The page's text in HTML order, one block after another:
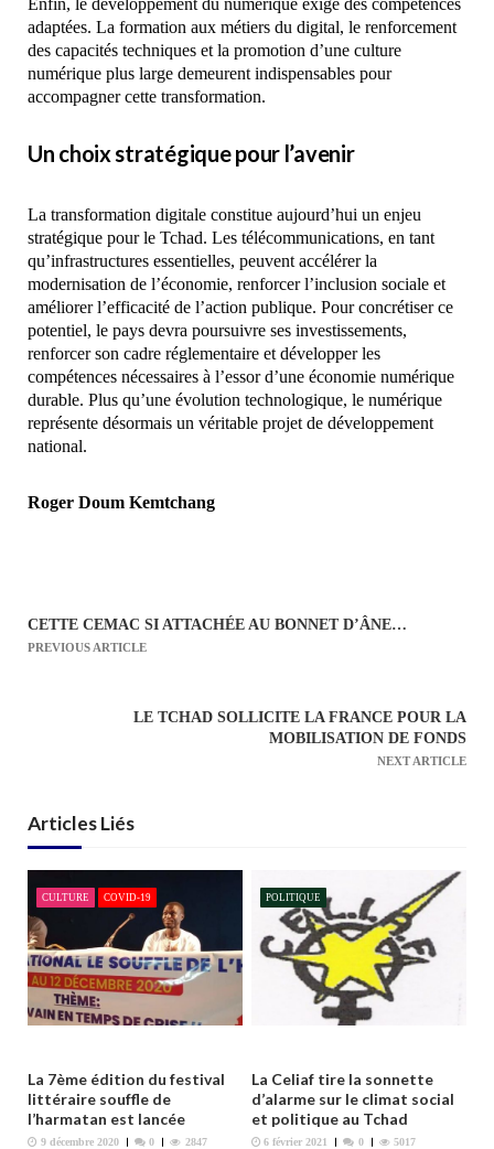
adaptées. La formation aux métiers du digital, le renforcement
des capacités techniques et la promotion d’une culture
numérique plus large demeurent indispensables pour
accompagner cette transformation.
Un choix stratégique pour l’avenir
La transformation digitale constitue aujourd’hui un enjeu
stratégique pour le Tchad. Les télécommunications, en tant
qu’infrastructures essentielles, peuvent accélérer la
modernisation de l’économie, renforcer l’inclusion sociale et
améliorer l’efficacité de l’action publique. Pour concrétiser ce
potentiel, le pays devra poursuivre ses investissements,
renforcer son cadre réglementaire et développer les
compétences nécessaires à l’essor d’une économie numérique
durable. Plus qu’une évolution technologique, le numérique
représente désormais un véritable projet de développement
national.
Roger Doum Kemtchang
N
t
i
o
n
d
e
l
’
r
t
i
CETTE CEMAC SI ATTACHÉE AU BONNET D’ÂNE…
PREVIOUS ARTICLE
LE TCHAD SOLLICITE LA FRANCE POUR LA
MOBILISATION DE FONDS
NEXT ARTICLE
Articles Liés
CULTURE COVID-19
La 7ème édition du festival
littéraire souffle de
l’harmatan est lancée
9 décembre 2020 0 2847
POLITIQUE
La Celiaf tire la sonnette
d’alarme sur le climat social
et politique au Tchad
6 février 2021 0 5017